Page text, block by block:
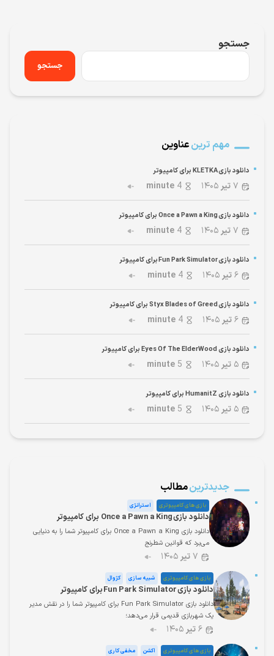
جستجو
جستجو
مهم ترینعناوین
دانلود بازی KLETKA برای کامپیوتر
۷تیر ۱۴۰۵ 4
minute
دانلود بازی Once a Pawn a King برای کامپیوتر
۷تیر ۱۴۰۵ 4
minute
دانلود بازی Fun Park Simulator برای کامپیوتر
۶تیر ۱۴۰۵ 4
minute
دانلود بازی Styx Blades of Greed برای کامپیوتر
۶تیر ۱۴۰۵ 4
minute
دانلود بازی Eyes Of The ElderWood برای کامپیوتر
۵ تیر ۱۴۰۵ 5
minute
دانلود بازی HumanitZ برای کامپیوتر
۵ تیر ۱۴۰۵ 5
minute
جدیدترینمطالب
بازی های کامپیوتری استراتژی
دانلود بازی Once a Pawn a King برای کامپیوتر
دانلود بازی Once a Pawn a King برای کامپیوتر شما را به دنیایی
می‌برد که قوانین شطرنج
۷ تیر ۱۴۰۵
بازی های کامپیوتری شبیه سازی کژوال
دانلود بازی Fun Park Simulator برای کامپیوتر
دانلود بازی Fun Park Simulator برای کامپیوتر شما را در نقش مدیر
یک شهربازی قدیمی قرار می‌دهد؛
۶تیر ۱۴۰۵
بازی های کامپیوتری اکشن مخفی کاری